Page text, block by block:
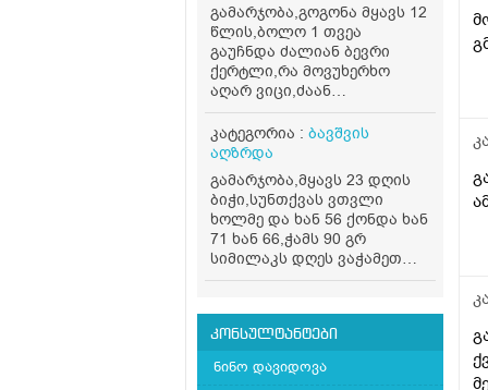
რამდენად ნორმალურია?
და რა გავლენა შეიძლება
იქონიოს ამ ყველაფერმა.
გამარჯობა,გოგონა მყავს 12
წლის,ბოლო 1 თვეა
გაუჩნდა ძალიან ბევრი
ქერტლი,რა მოვუხერხო
აღარ ვიცი,ძაან
დიაკომფორტია მისთვის და
ასევე ჩემთვისაც,სხვდასხვა
შამპუნები გამოვცვალეთ
მეორედება,მივიღებ რჩევას
რა შეიძლება
მოვიმოქმედოთ სხვა..
კატეგორია : ბავშვის
აღზრდა
გამარჯობა,მყავს 23 დღის
ბიჭი,სუნთქვას ვთვლი
ხოლმე და ხან 56 ქონდა ხან
71 ხან 66,ჭამს 90 გრ
სიმილაკს დღეს ვაჭამეთ
120 გრ და თითქოს.ვერ
ქონდა,როგორ მოვიქცეთ?
არის 4.500 კგ,კუჭში 24
თითქმის,მივიღებ ზოგად
კონსულტანტები
ნინო დავიდოვა